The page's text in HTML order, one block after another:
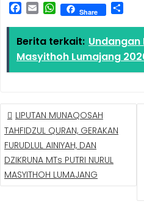
e
b
o
i
l
W
h
t
s
A
Share
r
e
Berita terkait: Undangan
Masyithoh Lumajang
LIPUTAN MUNAQOSAH
TAHFIDZUL QURAN, GERAKAN
FURUDLUL AINIYAH, DAN
DZIKRUNA MTs PUTRI NURUL
MASYITHOH LUMAJANG